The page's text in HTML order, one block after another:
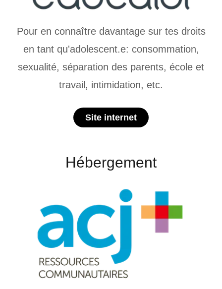
Pour en connaître davantage sur tes droits
en tant qu'adolescent.e: consommation,
sexualité, séparation des parents, école et
travail, intimidation, etc.
Site internet
Hébergement